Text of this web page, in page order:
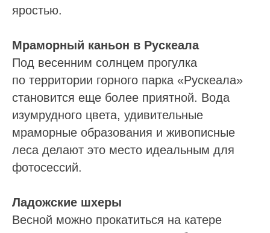
яростью.
Мраморный каньон в Рускеала
Под весенним солнцем прогулка
по территории горного парка «Рускеала»
становится еще более приятной. Вода
изумрудного цвета, удивительные
мраморные образования и живописные
леса делают это место идеальным для
фотосессий.
Ладожские шхеры
Весной можно прокатиться на катере